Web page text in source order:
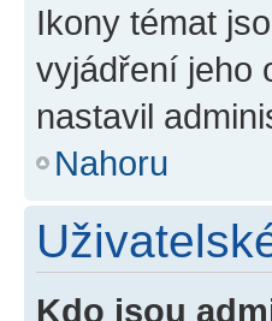
Ikony témat
vyjádření jeho
nastavil
Nahoru
Kdo jsou